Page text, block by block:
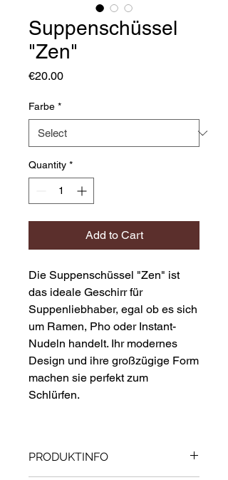
Suppenschüssel
"Zen"
€20.00Price
Farbe *
Quantity *
Add to Cart
Die Suppenschüssel "Zen" ist
das ideale Geschirr für
Suppenliebhaber, egal ob es sich
um Ramen, Pho oder Instant-
Nudeln handelt. Ihr modernes
Design und ihre großzügige Form
machen sie perfekt zum
Schlürfen.
PRODUKTINFO